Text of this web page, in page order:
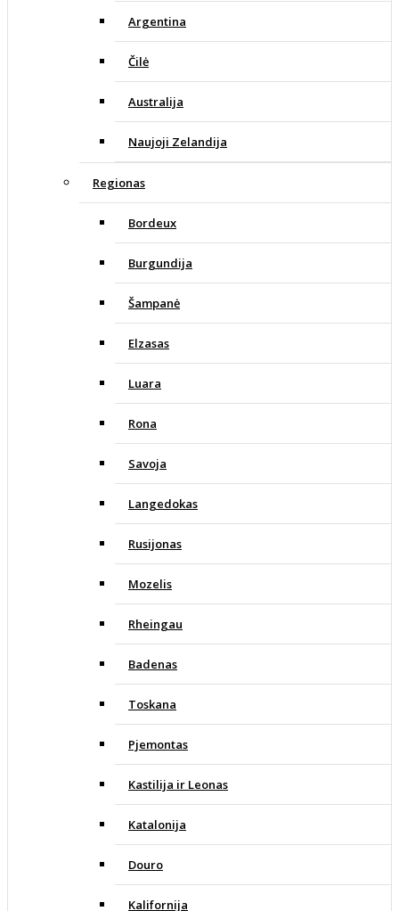
Argentina
Čilė
Australija
Naujoji Zelandija
Regionas
Bordeux
Burgundija
Šampanė
Elzasas
Luara
Rona
Savoja
Langedokas
Rusijonas
Mozelis
Rheingau
Badenas
Toskana
Pjemontas
Kastilija ir Leonas
Katalonija
Douro
Kalifornija